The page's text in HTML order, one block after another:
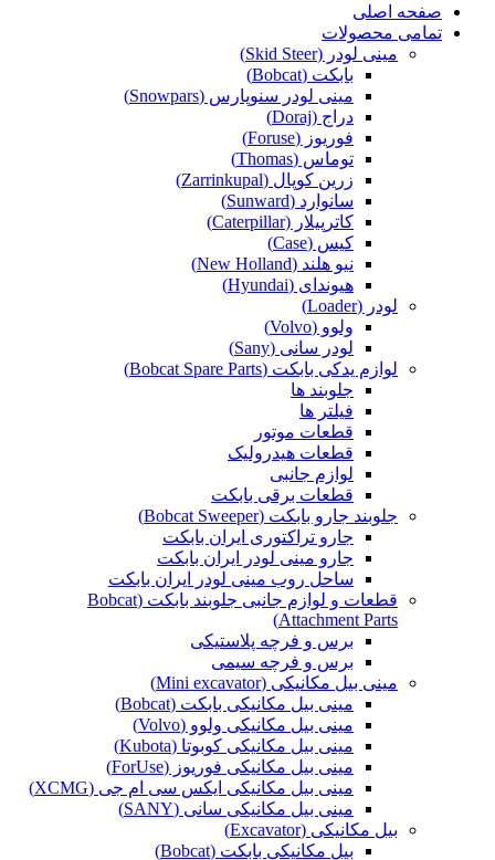
صفحه اصلی
تمامی محصولات
مینی لودر (Skid Steer)
بابکت (Bobcat)
مینی لودر سنوپارس (Snowpars)
دراج (Doraj)
فوریوز (Foruse)
توماس (Thomas)
زرین کوپال (Zarrinkupal)
سانوارد (Sunward)
کاترپیلار (Caterpillar)
کیس (Case)
نیو هلند (New Holland)
هیوندای (Hyundai)
لودر (Loader)
ولوو (Volvo)
لودر سانی (Sany)
لوازم یدکی بابکت (Bobcat Spare Parts)
جلوبند ها
فیلتر ها
قطعات موتور
قطعات هیدرولیک
لوازم جانبی
قطعات برقی بابکت
جلوبند جارو بابکت (Bobcat Sweeper)
جارو تراکتوری ایران بابکت
جارو مینی لودر ایران بابکت
ساحل روب مینی لودر ایران بابکت
قطعات و لوازم جانبی جلوبند بابکت (Bobcat
Attachment Parts)
برس و فرچه پلاستیکی
برس و فرچه سیمی
مینی بیل مکانیکی (Mini excavator)
مینی بیل مکانیکی بابکت (Bobcat)
مینی بیل مکانیکی ولوو (Volvo)
مینی بیل مکانیکی کوبوتا (Kubota)
مینی بیل مکانیکی فوریوز (ForUse)
مینی بیل مکانیکی ایکس سی ام جی (XCMG)
مینی بیل مکانیکی سانی (SANY)
بیل مکانیکی (Excavator)
بیل مکانیکی بابکت (Bobcat)